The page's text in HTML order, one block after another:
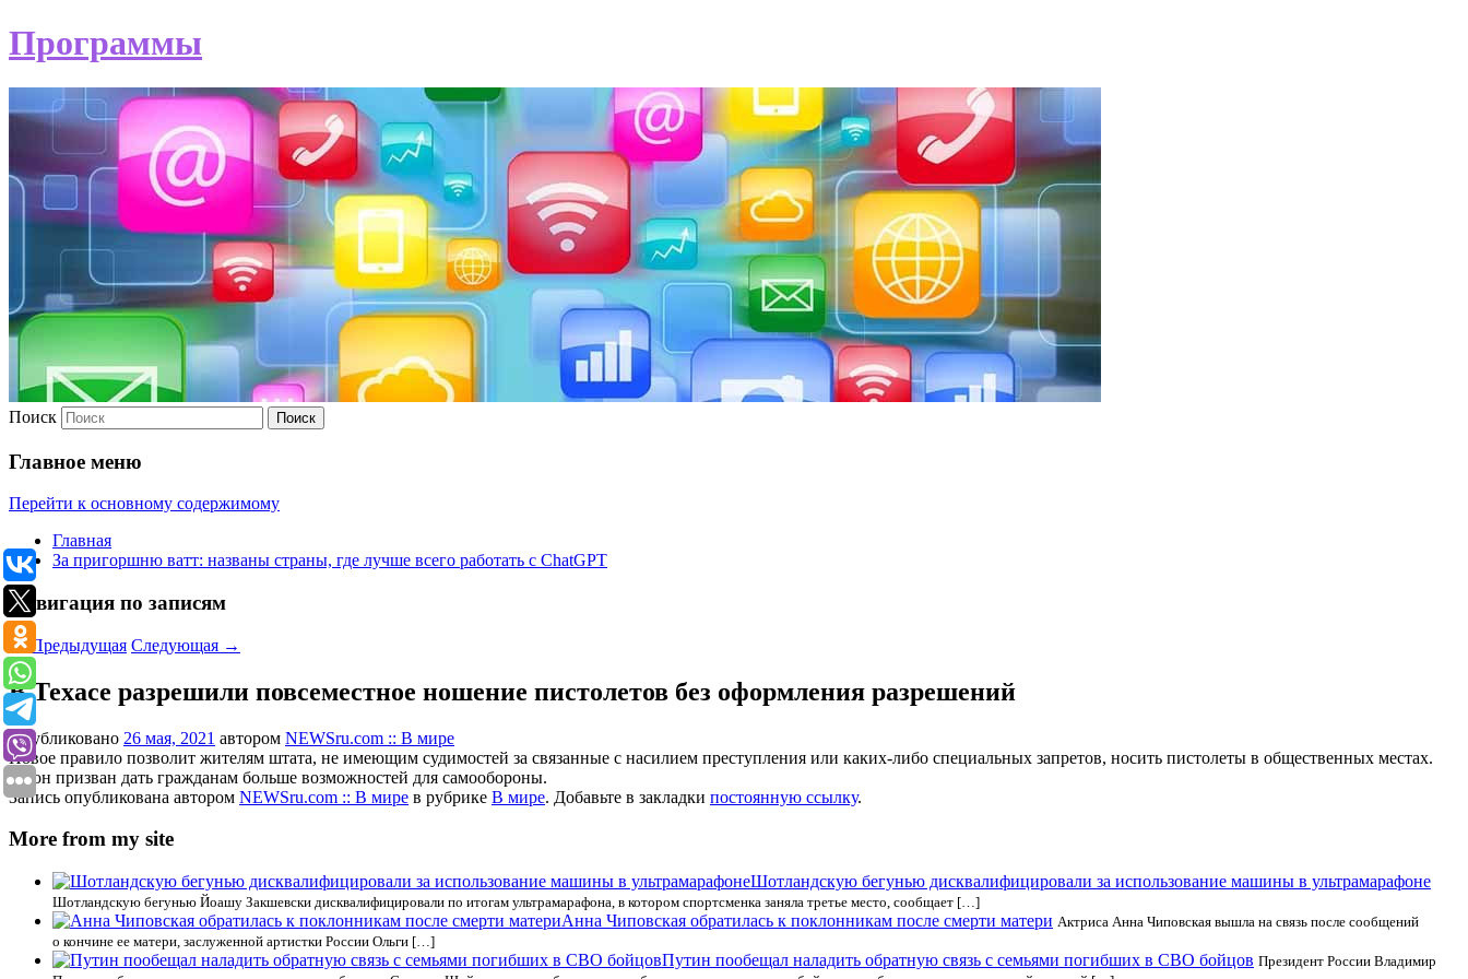
Программы
Поиск
Главное меню
Перейти к основному содержимому
Главная
За пригоршню ватт: названы страны, где лучше всего работать с ChatGPT
Навигация по записям
←Предыдущая Следующая →
В Техасе разрешили повсеместное ношение пистолетов без оформления разрешений
Опубликовано 26 мая, 2021 автором NEWSru.com :: В мире
Новое правило позволит жителям штата, не имеющим судимостей за связанные с насилием преступления или каких-либо специальных запретов, носить пистолеты в общественных местах.
Закон призван дать гражданам больше возможностей для самообороны.
Запись опубликована автором NEWSru.com :: В мире в рубрике В мире. Добавьте в закладки постоянную ссылку.
More from my site
Шотландскую бегунью дисквалифицировали за использование машины в ультрамарафоне
Шотландскую бегунью Йоашу Закшевски дисквалифицировали по итогам ультрамарафона, в котором спортсменка заняла третье место, сообщает […]
Анна Чиповская обратилась к поклонникам после смерти матери Актриса Анна Чиповская вышла на связь после сообщений
о кончине ее матери, заслуженной артистки России Ольги […]
Путин пообещал наладить обратную связь с семьями погибших в СВО бойцов Президент России Владимир